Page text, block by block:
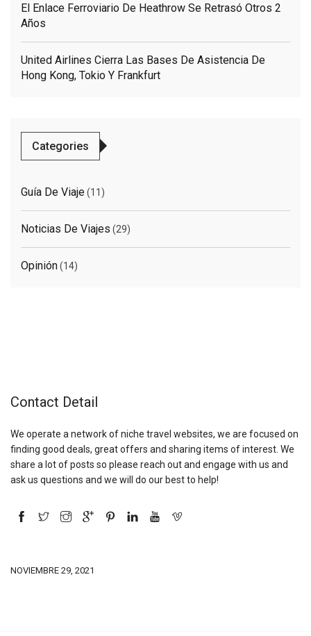
El Enlace Ferroviario De Heathrow Se Retrasó Otros 2
Años
United Airlines Cierra Las Bases De Asistencia De
Hong Kong, Tokio Y Frankfurt
Categories
Guía De Viaje(11)
Noticias De Viajes (29)
Opinión(14)
Contact Detail
We operate a network of niche travel websites, we are focused on
finding good deals, great offers and sharing items of interest. We
share a lot of posts so please reach out and engage with us and
ask us questions and we will do our best to help!
NOVIEMBRE 29, 2021